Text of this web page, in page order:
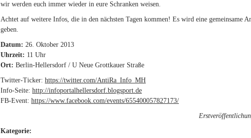
wir wer­den euch immer wie­der in eure Schran­ken wei­sen.
Ach­tet auf wei­te­re Infos, die in den nächs­ten Tagen kom­men! Es wird eine ge­mein­sa­me
geben.
Datum: 26. Oktober 2013
Uhrzeit: 11 Uhr
Ort: Berlin-Hellersdorf / U Neue Grottkauer Straße
Twit­ter-​Ti­cker: https://​twitter.​com/​AntiRa_​Info_​MH
Info-​Sei­te: http://​infoportalhellersdorf.​blogsport.​de
FB-​Event: https://​www.​facebook.​com/​events/​655400057827173/​
Kategorie: